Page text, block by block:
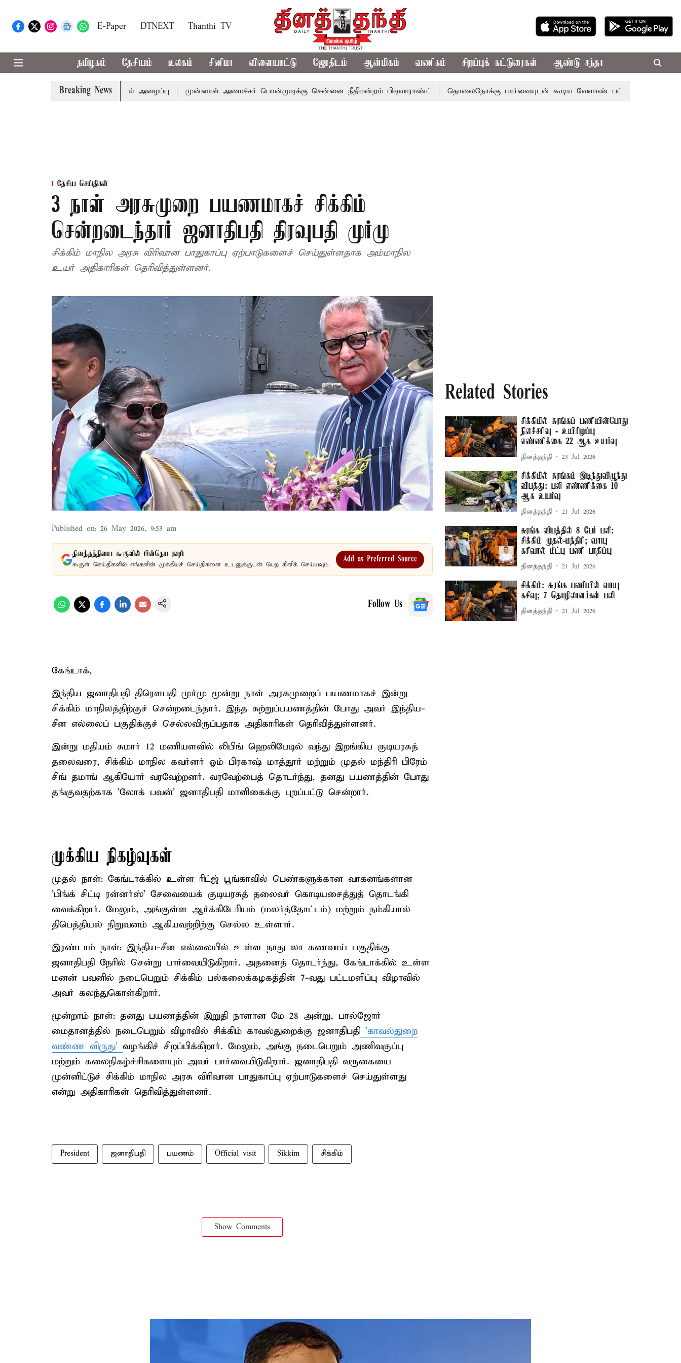
E-Paper DTNEXT Thanthi TV
தமிழகம் தேசியம் உலகம் சினிமா விளையாட்டு ஜோதிடம் ஆன்மிகம் வணிகம் சிறப்புக் கட்டுரைகள் ஆண்டு சந்தா
Breaking News
முதல்-அமைச்சர் விஜய் அழைப்பு முன்னாள் அமைச்சர் பொன்முடிக்கு சென்னை நீதிமன்றம் பிடிவாராண்ட் தொலைநோக்கு பார்வையுடன் கூடிய வேளாண் பட்ஜெட்: முதல்-அமைச்சர்
தேசிய செய்திகள்
3 நாள் அரசுமுறை பயணமாகச் சிக்கிம்
சென்றடைந்தார் ஜனாதிபதி திரவுபதி முர்மு
சிக்கிம் மாநில அரசு விரிவான பாதுகாப்பு ஏற்பாடுகளைச் செய்துள்ளதாக அம்மாநில
உயர் அதிகாரிகள் தெரிவித்துள்ளனர்.
Published on: 26 May 2026, 9:53 am
தினத்தந்தியை கூகுளில் பின்தொடரவும்
கூகுள் செய்திகளில் எங்களின் முக்கியச் செய்திகளை உடனுக்குடன் பெற கிளிக் செய்யவும்.
Add as Preferred Source
Follow Us
கேங்டாக்,
இந்திய ஜனாதிபதி திரௌபதி முர்மு மூன்று நாள் அரசுமுறைப் பயணமாகச் இன்று
சிக்கிம் மாநிலத்திற்குச் சென்றடைந்தார். இந்த சுற்றுப்பயணத்தின் போது அவர் இந்திய-
சீன எல்லைப் பகுதிக்குச் செல்லவிருப்பதாக அதிகாரிகள் தெரிவித்துள்ளனர்.
இன்று மதியம் சுமார் 12 மணியளவில் லிபிங் ஹெலிபேடில் வந்து இறங்கிய குடியரசுத்
தலைவரை, சிக்கிம் மாநில கவர்னர் ஓம் பிரகாஷ் மாத்தூர் மற்றும் முதல் மந்திரி பிரேம்
சிங் தமாங் ஆகியோர் வரவேற்றனர். வரவேற்பைத் தொடர்ந்து, தனது பயணத்தின் போது
தங்குவதற்காக 'லோக் பவன்' ஜனாதிபதி மாளிகைக்கு புறப்பட்டு சென்றார்.
முக்கிய நிகழ்வுகள்
முதல் நாள்: கேங்டாக்கில் உள்ள ரிட்ஜ் பூங்காவில் பெண்களுக்கான வாகனங்களான
'பிங்க் சிட்டி ரன்னர்ஸ்' சேவையைக் குடியரசுத் தலைவர் கொடியசைத்துத் தொடங்கி
வைக்கிறார். மேலும், அங்குள்ள ஆர்க்கிடேரியம் (மலர்த்தோட்டம்) மற்றும் நம்கியால்
திபெத்தியல் நிறுவனம் ஆகியவற்றிற்கு செல்ல உள்ளார்.
இரண்டாம் நாள்: இந்திய-சீன எல்லையில் உள்ள நாது லா கணவாய் பகுதிக்கு
ஜனாதிபதி நேரில் சென்று பார்வையிடுகிறார். அதனைத் தொடர்ந்து, கேங்டாக்கில் உள்ள
மனன் பவனில் நடைபெறும் சிக்கிம் பல்கலைக்கழகத்தின் 7-வது பட்டமளிப்பு விழாவில்
அவர் கலந்துகொள்கிறார்.
மூன்றாம் நாள்: தனது பயணத்தின் இறுதி நாளான மே 28 அன்று, பால்ஜோர்
மைதானத்தில் நடைபெறும் விழாவில் சிக்கிம் காவல்துறைக்கு ஜனாதிபதி 'காவல்துறை
வண்ண விருது' வழங்கிச் சிறப்பிக்கிறார். மேலும், அங்கு நடைபெறும் அணிவகுப்பு
மற்றும் கலைநிகழ்ச்சிகளையும் அவர் பார்வையிடுகிறார். ஜனாதிபதி வருகையை
முன்னிட்டுச் சிக்கிம் மாநில அரசு விரிவான பாதுகாப்பு ஏற்பாடுகளைச் செய்துள்ளது
என்று அதிகாரிகள் தெரிவித்துள்ளனர்.
President ஜனாதிபதி பயணம் Official visit Sikkim சிக்கிம்
Show Comments
Related Stories
சிக்கிமில் சுரங்கப் பணியின்போது
நிலச்சரிவு - உயிரிழப்பு
எண்ணிக்கை 22 ஆக உயர்வு
தினத்தந்தி 23 Jul 2026
சிக்கிமில் சுரங்கம் இடிந்துவிழுந்து
விபத்து: பலி எண்ணிக்கை 10
ஆக உயர்வு
தினத்தந்தி 21 Jul 2026
சுரங்க விபத்தில் 8 பேர் பலி:
சிக்கிம் முதல்-மந்திரி; வாயு
கசிவால் மீட்பு பணி பாதிப்பு
தினத்தந்தி 21 Jul 2026
சிக்கிம்: சுரங்க பணியில் வாயு
கசிவு; 7 தொழிலாளர்கள் பலி
தினத்தந்தி 21 Jul 2026